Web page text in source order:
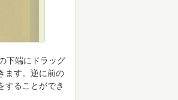
下端にドラッグ
ます。逆に前の
することができ